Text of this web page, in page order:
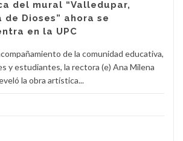
del mural “Valledupar,
de Dioses” ahora se
en la UPC
de la comunidad educativa,
y estudiantes, la rectora (e) Ana Milena
la obra artística...